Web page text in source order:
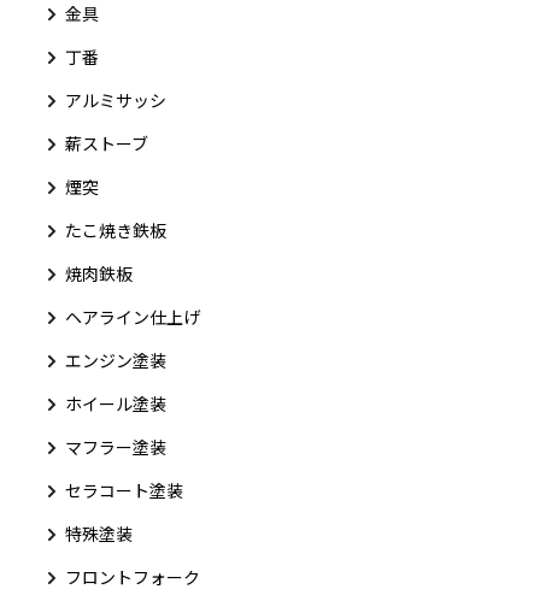
金具
丁番
アルミサッシ
薪ストーブ
煙突
たこ焼き鉄板
焼肉鉄板
ヘアライン仕上げ
エンジン塗装
ホイール塗装
マフラー塗装
セラコート塗装
特殊塗装
フロントフォーク